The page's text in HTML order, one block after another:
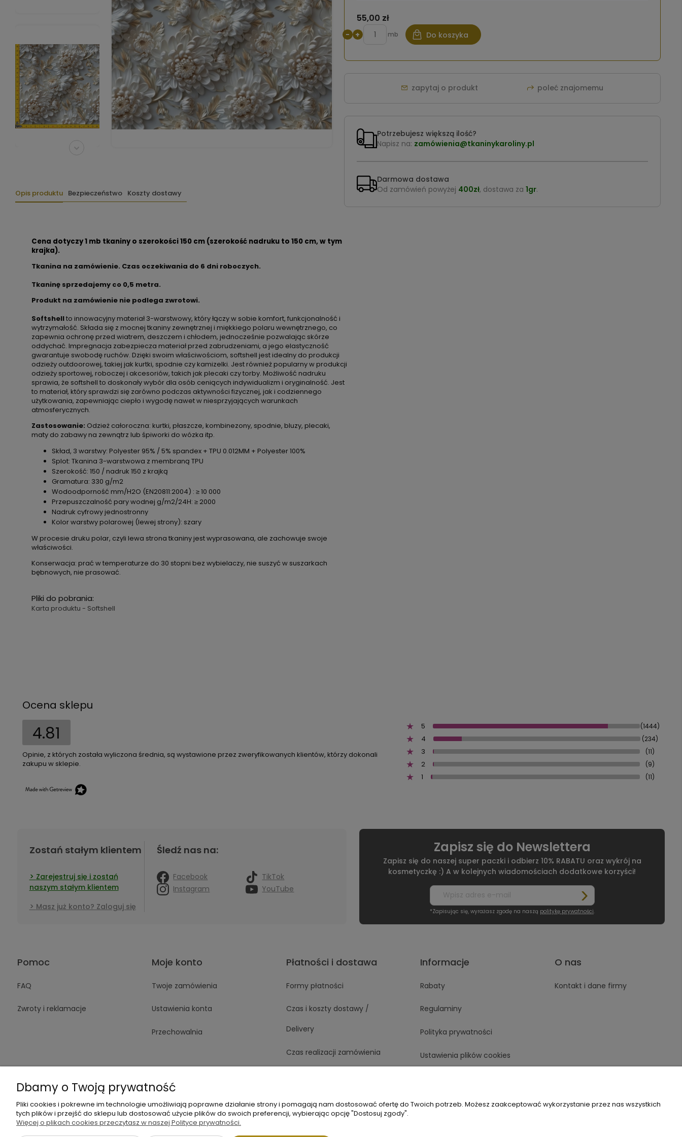
Opis produktu Bezpieczeństwo Koszty dostawy
Cena dotyczy 1 mb tkaniny o szerokości 150 cm (szerokość nadruku to 150 cm, w tym
krajka).
Tkanina na zamówienie. Czas oczekiwania do 6 dni roboczych.
Tkaninę sprzedajemy co 0,5 metra.
Produkt na zamówienie nie podlega zwrotowi.
Softshellto innowacyjny materiał 3-warstwowy, który łączy w sobie komfort, funkcjonalność i
wytrzymałość. Składa się z mocnej tkaniny zewnętrznej i miękkiego polaru wewnętrznego, co
zapewnia ochronę przed wiatrem, deszczem i chłodem, jednocześnie pozwalając skórze
oddychać. Impregnacja zabezpiecza materiał przed zabrudzeniami, a jego elastyczność
gwarantuje swobodę ruchów. Dzięki swoim właściwościom, softshell jest idealny do produkcji
odzieży outdoorowej, takiej jak kurtki, spodnie czy kamizelki. Jest również popularny w produkcji
odzieży sportowej, roboczej i akcesoriów, takich jak plecaki czy torby. Możliwość nadruku
sprawia, że softshell to doskonały wybór dla osób ceniących indywidualizm i oryginalność. Jest
to materiał, który sprawdzi się zarówno podczas aktywności fizycznej, jak i codziennego
użytkowania, zapewniając ciepło i wygodę nawet w niesprzyjających warunkach
atmosferycznych.
Zastosowanie: Odzież całoroczna: kurtki, płaszcze, kombinezony, spodnie, bluzy, plecaki,
maty do zabawy na zewnątrz lub śpiworki do wózka itp.
Skład, 3 warstwy: Polyester 95% / 5% spandex + TPU 0.012MM + Polyester 100%
Splot: Tkanina 3-warstwowa z membraną TPU
Szerokość: 150 / nadruk 150 z krajką
Gramatura: 330 g/m2
Wodoodporność mm/H2O (EN20811:2004) : ≥ 10 000
Przepuszczalność pary wodnej g/m2/24H: ≥ 2000
Nadruk cyfrowy jednostronny
Kolor warstwy polarowej (lewej strony): szary
W procesie druku polar, czyli lewa strona tkaniny jest wyprasowana, ale zachowuje swoje
właściwości.
Konserwacja: prać w temperaturze do 30 stopni bez wybielaczy, nie suszyć w suszarkach
bębnowych, nie prasować.
Pliki do pobrania:
Karta produktu - Softshell
55,00 zł
− + mb Do koszyka
zapytaj o produkt poleć znajomemu
Potrzebujesz większą ilość?
Napisz na: zamówienia@tkaninykaroliny.pl
Darmowa dostawa
Od zamówień powyżej 400zł, dostawa za 1gr.
Ocena sklepu
4.81
Opinie, z których została wyliczona średnia, są wystawione przez zweryfikowanych klientów, którzy dokonali
zakupu w sklepie.
5 (1444)
4 (234)
3 (11)
2 (9)
1 (11)
Zostań stałym klientem
Zarejestruj się i zostań
naszym stałym klientem
Masz już konto? Zaloguj się
Śledź nas na:
Facebook
TikTok
Instagram
YouTube
Zapisz się do Newslettera
Zapisz się do naszej super paczki i odbierz 10% RABATU oraz wykrój na
kosmetyczkę :) A w kolejnych wiadomościach dodatkowe korzyści!
*Zapisując się, wyrażasz zgodę na naszą politykę prywatności.
Pomoc
FAQ
Zwroty i reklamacje
Moje konto
Twoje zamówienia
Ustawienia konta
Przechowalnia
Płatności i dostawa
Formy płatności
Czas i koszty dostawy /
Delivery
Czas realizacji zamówienia
Informacje
Rabaty
Regulaminy
Polityka prywatności
Ustawienia plików cookies
O nas
Kontakt i dane firmy
+48 605 141 363 Napisz do nas
Dbamy o Twoją prywatność
Pliki cookies i pokrewne im technologie umożliwiają poprawne działanie strony i pomagają nam dostosować ofertę do Twoich potrzeb. Możesz zaakceptować wykorzystanie przez nas wszystkich
tych plików i przejść do sklepu lub dostosować użycie plików do swoich preferencji, wybierając opcję "Dostosuj zgody".
Więcej o plikach cookies przeczytasz w naszej Polityce prywatności.